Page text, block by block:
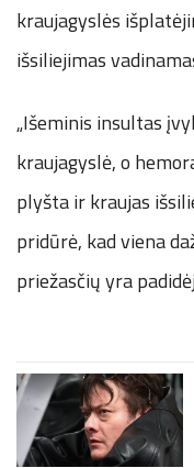
kraujagyslės
išsiliejimas
„Išeminis insultas
kraujagyslė, o
plyšta ir kraujas
pridūrė, kad viena
priežasčių yra